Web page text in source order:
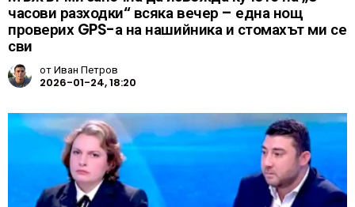
часови разходки“ всяка вечер – една нощ
проверих GPS-а на нашийника и стомахът ми се
сви
отИван Петров
2026-01-24, 18:20